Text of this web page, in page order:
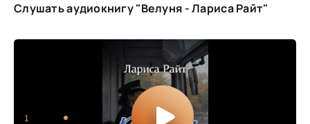
Слушать аудиокнигу "Велуня - Лариса Райт"
1